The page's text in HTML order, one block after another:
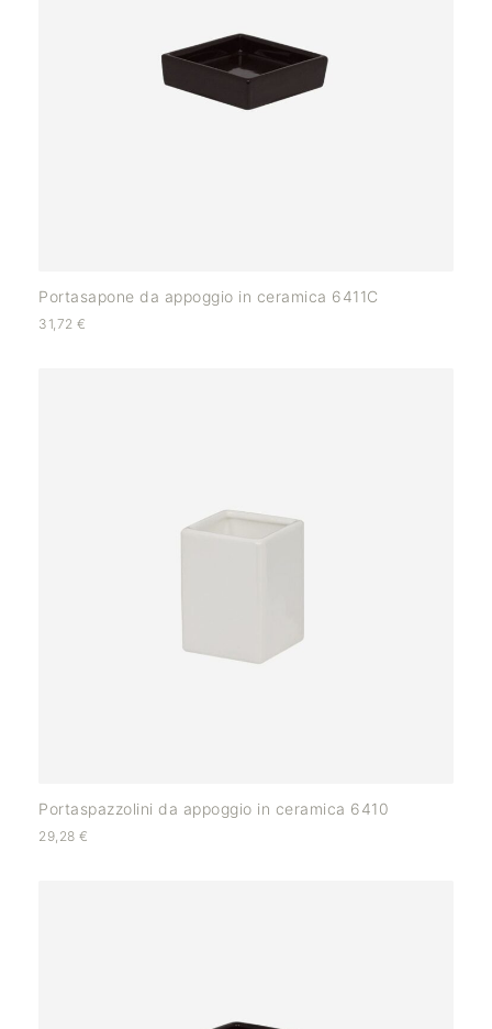
Portasapone da appoggio in ceramica 6411C
31,72 €
Portaspazzolini da appoggio in ceramica 6410
29,28 €